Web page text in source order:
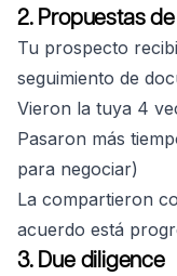
2. Propuestas
Tu prospecto
seguimiento de
Vieron la tuya 4
Pasaron más
para negociar)
La compartieron
acuerdo está
3. Due diligence